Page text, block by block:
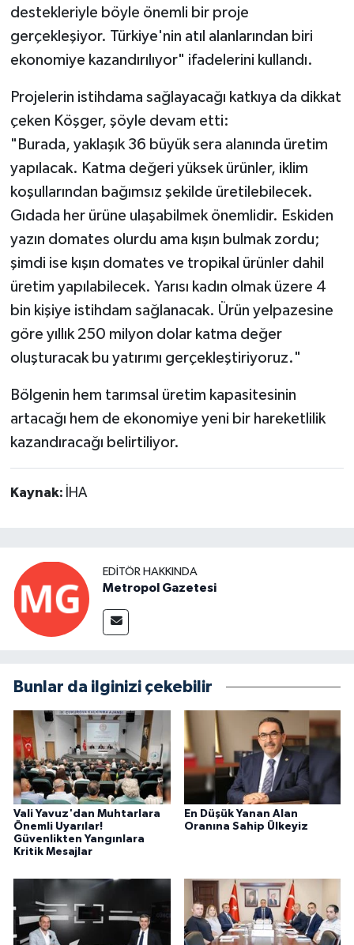
destekleriyle böyle önemli bir proje
gerçekleşiyor. Türkiye'nin atıl alanlarından biri
ekonomiye kazandırılıyor" ifadelerini kullandı.
Projelerin istihdama sağlayacağı katkıya da dikkat
çeken Köşger, şöyle devam etti:
"Burada, yaklaşık 36 büyük sera alanında üretim
yapılacak. Katma değeri yüksek ürünler, iklim
koşullarından bağımsız şekilde üretilebilecek.
Gıdada her ürüne ulaşabilmek önemlidir. Eskiden
yazın domates olurdu ama kışın bulmak zordu;
şimdi ise kışın domates ve tropikal ürünler dahil
üretim yapılabilecek. Yarısı kadın olmak üzere 4
bin kişiye istihdam sağlanacak. Ürün yelpazesine
göre yıllık 250 milyon dolar katma değer
oluşturacak bu yatırımı gerçekleştiriyoruz."
Bölgenin hem tarımsal üretim kapasitesinin
artacağı hem de ekonomiye yeni bir hareketlilik
kazandıracağı belirtiliyor.
Kaynak: İHA
EDITÖR HAKKINDA
Metropol Gazetesi
Bunlar da ilginizi çekebilir
Vali Yavuz'dan Muhtarlara
Önemli Uyarılar!
Güvenlikten Yangınlara
Kritik Mesajlar
En Düşük Yanan Alan
Oranına Sahip Ülkeyiz